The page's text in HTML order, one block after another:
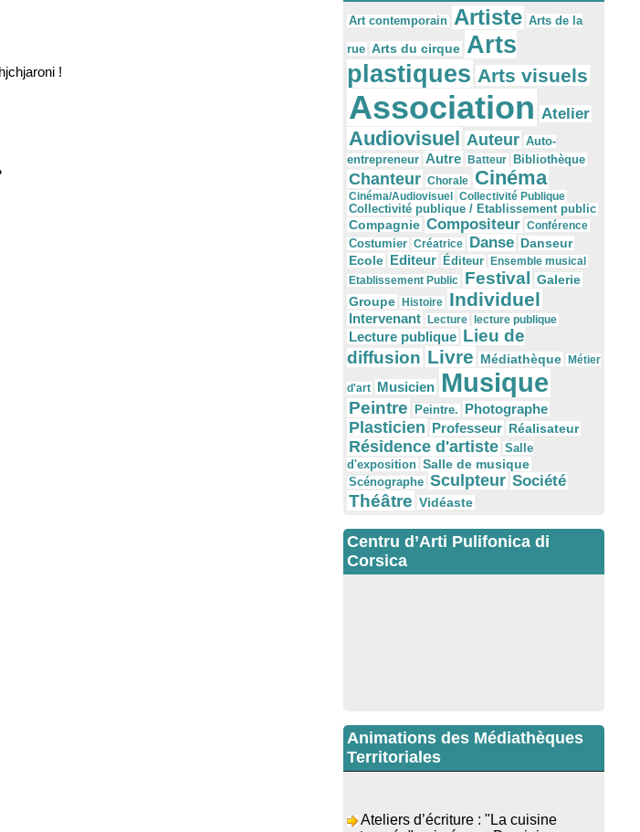
!
Art contemporain Artiste Arts de la
rue Arts du cirque Arts
plastiques Arts visuels
Association Atelier
Audiovisuel Auteur Auto-
entrepreneur Autre Batteur Bibliothèque
Chanteur Chorale Cinéma
Cinéma/Audiovisuel
Collectivité Publique
Collectivité publique / Etablissement public
Compagnie Compositeur Conférence
Costumier Créatrice Danse Danseur
Ecole Editeur Éditeur
Ensemble musical
Etablissement Public Festival Galerie
Groupe
Histoire Individuel
Intervenant Lecture lecture publique
Lecture publique Lieu de
diffusion Livre Médiathèque Métier
d'art Musicien Musique
Peintre Peintre. Photographe
Plasticien Professeur Réalisateur
Résidence d'artiste Salle
d'exposition Salle de musique
Scénographe Sculpteur Société
Théâtre Vidéaste
Centru d’Arti Pulifonica di
Corsica
Animations des Médiathèques
Territoriales
retrouvée" animés par Dominique